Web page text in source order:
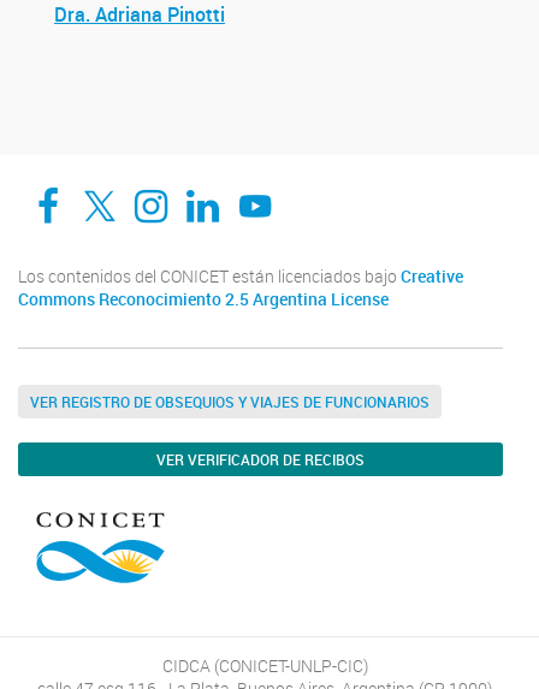
Dra. Adriana Pinotti
Facebook
Twitter
Instagram
Linkedin
YouTube
Los contenidos del CONICET están licenciados bajo Creative
Commons Reconocimiento 2.5 Argentina License
VER REGISTRO DE OBSEQUIOS Y VIAJES DE FUNCIONARIOS
VER VERIFICADOR DE RECIBOS
CIDCA (CONICET-UNLP-CIC)